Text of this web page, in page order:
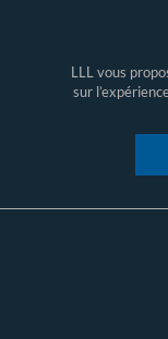
LLL vous
sur